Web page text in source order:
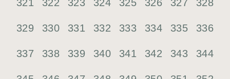
321 322 323 324 325 326 327 328
329 330 331 332 333 334 335 336
337 338 339 340 341 342 343 344